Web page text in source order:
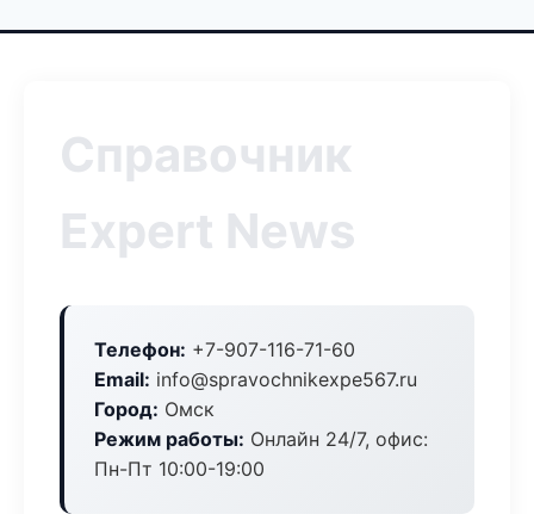
Справочник
Expert News
Телефон: +7-907-116-71-60
Email: info@spravochnikexpe567.ru
Город: Омск
Режим работы: Онлайн 24/7, офис:
Пн-Пт 10:00-19:00